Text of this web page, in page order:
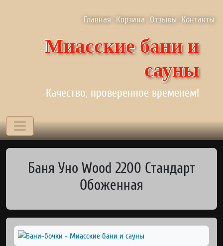
Верхнее менюГлавная Корзина Отзывы Контакты
Миасские бани и
сауны
Качество, проверенное временем!
Баня Уно Wood 2200 Стандарт
Обоженная